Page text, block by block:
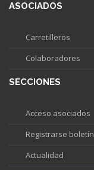
ASOCIADOS
Carretilleros
Colaboradores
SECCIONES
Acceso asociados
Registrarse boletín
Actualidad